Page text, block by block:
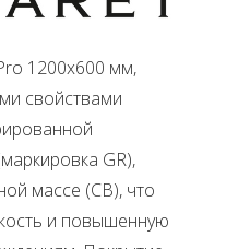
1200х600 мм,
свойствами
GR),
массе (CB), что
и повышенную